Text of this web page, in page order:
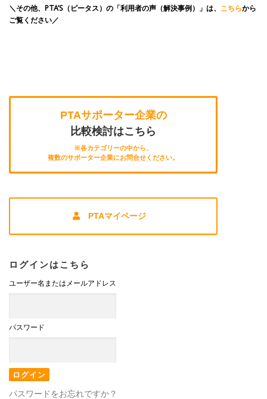
＼その他、PTA’S（ピータス）の「利用者の声（解決事例）」は、 こちらから
ご覧ください／
PTAサポーター企業の
比較検討はこちら
※各カテゴリーの中から、
複数のサポーター企業にお問合せください。
PTAマイページ
ログインはこちら
ユーザー名またはメールアドレス
パスワード
パスワードをお忘れですか？